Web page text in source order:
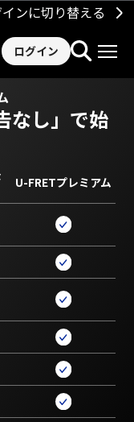
ンに切り替える
ログイン
なし」で始
U-FRETプレミアム